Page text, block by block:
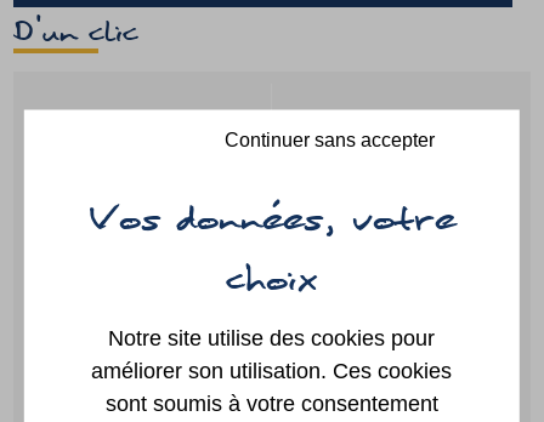
D'un clic
famille
Notre site utilise des cookies pour
améliorer son utilisation. Ces cookies
sont soumis à votre consentement
Continuer sans accepter